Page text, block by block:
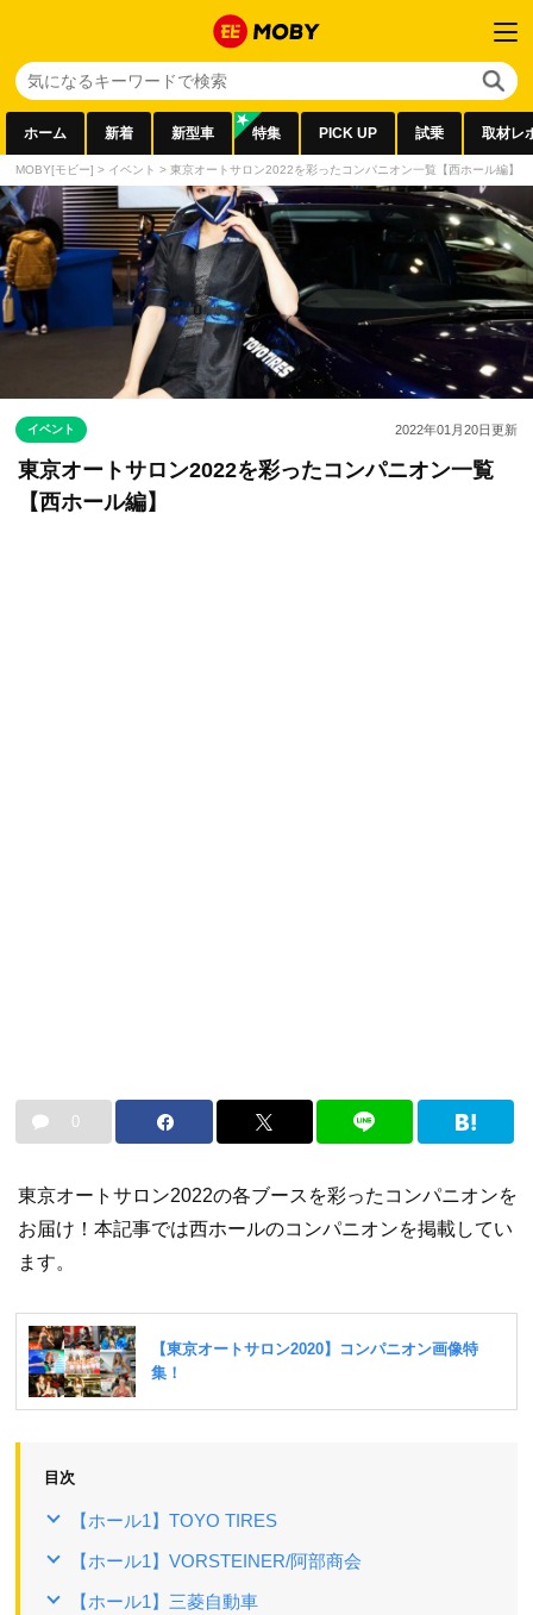
ホーム 新着 新型車 特集 PICK UP 試乗 取材レ
MOBY[モビー] > イベント > 東京オートサロン2022を彩ったコンパニオン一覧【西ホール編】
イベント 2022年01月20日更新
東京オートサロン2022を彩ったコンパニオン一覧
【西ホール編】
0
東京オートサロン2022の各ブースを彩ったコンパニオンを
お届け！本記事では西ホールのコンパニオンを掲載してい
ます。
目次
【ホール1】TOYO TIRES
【ホール1】VORSTEINER/阿部商会
【ホール1】三菱自動車